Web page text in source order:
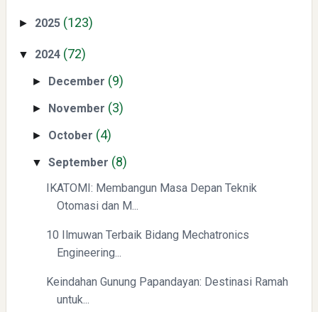
CSR di Tuban: PT ACS Bekali Petani Sambongrejo Kelola
Hasil Panen
Swiss German University Raih Peringkat #1 Global untuk
Non-Academic Prominence Versi EduRank 2026
► 2025 (123)
▼ 2024 (72)
► December (9)
► November (3)
► October (4)
▼September (8)
IKATOMI: Membangun Masa Depan Teknik
Otomasi dan M...
10 Ilmuwan Terbaik Bidang Mechatronics
Engineering...
Keindahan Gunung Papandayan: Destinasi Ramah
untuk...